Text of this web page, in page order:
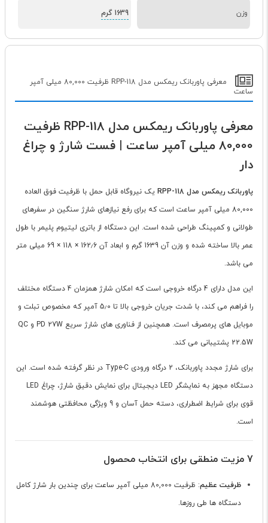
وزن 1639 گرم
معرفی پاوربانک ریمکس مدل RPP-118 ظرفیت 80,000 میلی آمپر
ساعت
معرفی پاوربانک ریمکس مدل RPP-118 ظرفیت
80,000 میلی آمپر ساعت | فست شارژ و چراغ
دار
پاوربانک ریمکس مدل RPP-118
یک نیروگاه قابل حمل با ظرفیت فوق العاده
80,000 میلی آمپر ساعت است که برای رفع نیازهای شارژ سنگین در سفرهای
طولانی و کمپینگ طراحی شده است. این دستگاه از باتری لیتیوم پلیمر با طول
عمر بالا ساخته شده و وزن آن 1639 گرم و ابعاد آن 162٫6 × 118 × 69 میلی متر
می باشد.
این مدل دارای 4 درگاه خروجی است که امکان شارژ همزمان 4 دستگاه مختلف
را فراهم می کند، با شدت جریان خروجی بالا تا 5٫0 آمپر که مخصوص تبلت و
موبایل های پرمصرف است. همچنین از فناوری های شارژ سریع PD 27W و QC
22.5W پشتیبانی می کند.
برای شارژ مجدد پاوربانک، 2 درگاه ورودی Type-C در نظر گرفته شده است. این
دستگاه مجهز به نمایشگر LED دیجیتال برای نمایش دقیق شارژ، چراغ LED
قوی برای شرایط اضطراری، دسته حمل آسان و 9 ویژگی محافظتی هوشمند
است.
7 مزیت منطقی برای انتخاب محصول
ظرفیت عظیم
: ظرفیت 80,000 میلی آمپر ساعت برای چندین بار شارژ کامل
دستگاه ها طی روزها.